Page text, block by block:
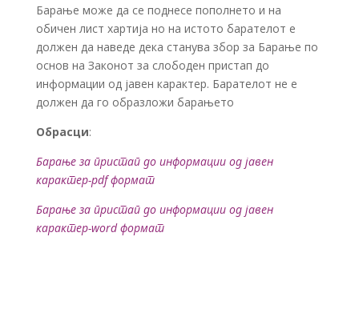
Барање може да се поднесе пополнето и на
обичен лист хартија но на истото барателот е
должен да наведе дека станува збор за Барање по
основ на Законот за слободен пристап до
информации од јавен карактер. Барателот не е
должен да го образложи барањето
Обрасци:
Барање за пристап до информации од јавен
карактер-pdf формат
Барање за пристап до информации од јавен
карактер-word формат